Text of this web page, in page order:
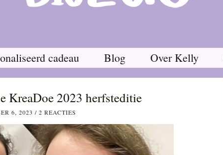
cadeau Blog Over Kelly
KreaDoe 2023 herfsteditie
6, 2023 /2 REACTIES